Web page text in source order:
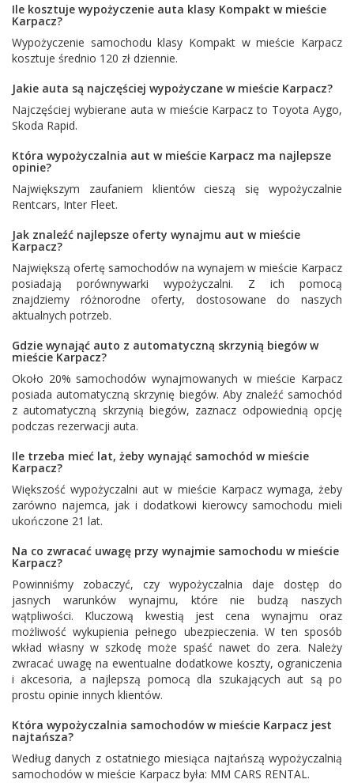
Ile kosztuje wypożyczenie auta klasy Kompakt w mieście
Karpacz?
Wypożyczenie samochodu klasy Kompakt w mieście Karpacz
kosztuje średnio 120 zł dziennie.
Jakie auta są najczęściej wypożyczane w mieście Karpacz?
Najczęściej wybierane auta w mieście Karpacz to Toyota Aygo,
Skoda Rapid.
Która wypożyczalnia aut w mieście Karpacz ma najlepsze
opinie?
Największym zaufaniem klientów cieszą się wypożyczalnie
Rentcars, Inter Fleet.
Jak znaleźć najlepsze oferty wynajmu aut w mieście
Karpacz?
Największą ofertę samochodów na wynajem w mieście Karpacz
posiadają porównywarki wypożyczalni. Z ich pomocą
znajdziemy różnorodne oferty, dostosowane do naszych
aktualnych potrzeb.
Gdzie wynająć auto z automatyczną skrzynią biegów w
mieście Karpacz?
Około 20% samochodów wynajmowanych w mieście Karpacz
posiada automatyczną skrzynię biegów. Aby znaleźć samochód
z automatyczną skrzynią biegów, zaznacz odpowiednią opcję
podczas rezerwacji auta.
Ile trzeba mieć lat, żeby wynająć samochód w mieście
Karpacz?
Większość wypożyczalni aut w mieście Karpacz wymaga, żeby
zarówno najemca, jak i dodatkowi kierowcy samochodu mieli
ukończone 21 lat.
Na co zwracać uwagę przy wynajmie samochodu w mieście
Karpacz?
Powinniśmy zobaczyć, czy wypożyczalnia daje dostęp do
jasnych warunków wynajmu, które nie budzą naszych
wątpliwości. Kluczową kwestią jest cena wynajmu oraz
możliwość wykupienia pełnego ubezpieczenia. W ten sposób
wkład własny w szkodę może spaść nawet do zera. Należy
zwracać uwagę na ewentualne dodatkowe koszty, ograniczenia
i akcesoria, a najlepszą pomocą dla szukających aut są po
prostu opinie innych klientów.
Która wypożyczalnia samochodów w mieście Karpacz jest
najtańsza?
Według danych z ostatniego miesiąca najtańszą wypożyczalnią
samochodów w mieście Karpacz była: MM CARS RENTAL .